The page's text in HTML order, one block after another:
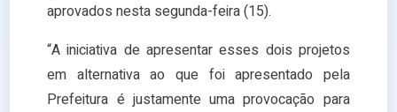
aprovados nesta segunda-feira (15).
“A iniciativa de apresentar esses dois projetos
em alternativa ao que foi apresentado pela
Prefeitura é justamente uma provocação para